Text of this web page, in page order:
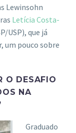
Lewinsohn
Letícia Costa-
USP), que já
um pouco sobre
O DESAFIO
NA
Graduado